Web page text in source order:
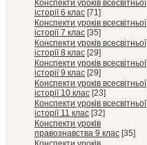
Конспекти уроків всесвітньої
історії 6 клас [71]
Конспекти уроків всесвітньої
історії 7 клас [35]
Конспекти уроків всесвітньої
історії 8 клас [29]
Конспекти уроків всесвітньої
історії 9 клас [29]
Конспекти уроків всесвітньої
історії 10 клас [23]
Конспекти уроків всесвітньої
історії 11 клас [32]
Конспекти уроків
правознавства 9 клас [35]